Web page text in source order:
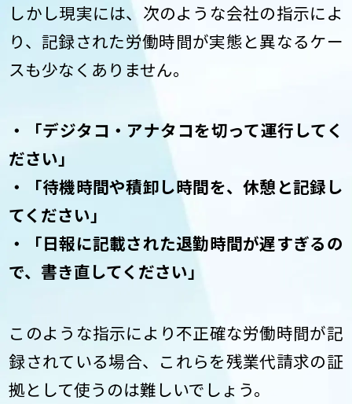
しかし現実には、次のような会社の指示によ
り、記録された労働時間が実態と異なるケー
スも少なくありません。
・「デジタコ・アナタコを切って運行してく
ださい」
・「待機時間や積卸し時間を、休憩と記録し
てください」
・「日報に記載された退勤時間が遅すぎるの
で、書き直してください」
このような指示により不正確な労働時間が記
録されている場合、これらを残業代請求の証
拠として使うのは難しいでしょう。